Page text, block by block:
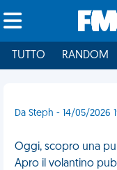
TUTTO RANDOM
Da Steph - 14/05/2026
Oggi, scopro una
Apro il volantino